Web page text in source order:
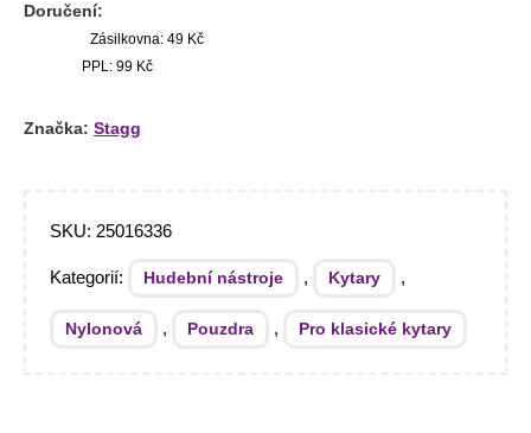
Doručení:
Zásilkovna: 49 Kč
PPL: 99 Kč
Značka: Stagg
SKU: 25016336
Kategorií: Hudební nástroje , Kytary ,
Nylonová , Pouzdra , Pro klasické kytary